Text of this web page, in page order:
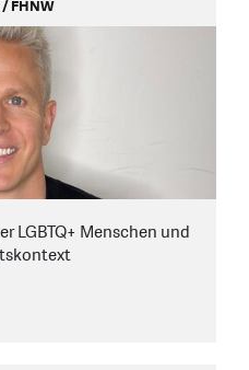
/ FHNW
LGBTQ+ Menschen und